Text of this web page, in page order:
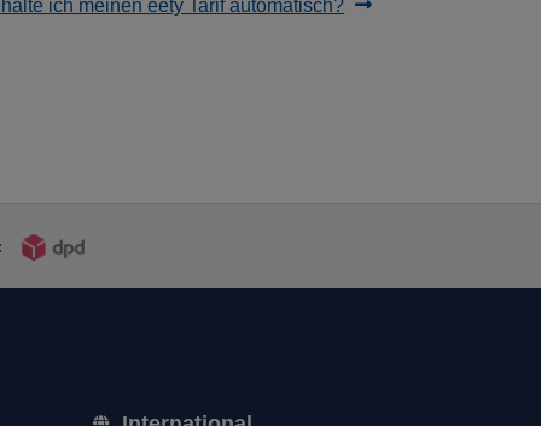
ich meinen eety Tarif automatisch?